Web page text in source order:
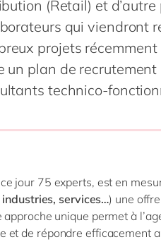
RPA
SAP on Azure
toutes nos solutions
(Retail) et
qui viendront
projets récemment
un plan de
technico-
jour 75 experts, est en
industries, services…) une
unique permet à
et de répondre efficacement